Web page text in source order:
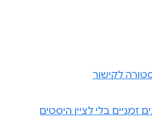
לקישור
זמניים בלי לציין היסטים